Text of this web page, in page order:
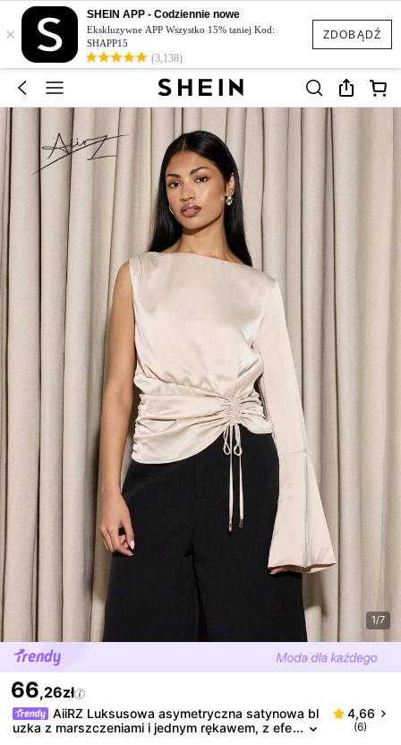
ZDOBĄDŹ
×
SHEIN APP - Codziennie nowe
Ekskluzywne APP Wszystko 15% taniej Kod:
SHAPP15
(3,138)
1/7
66,26zł
AiiRZ Luksusowa asymetryczna satynowa bl
uzka z marszczeniami i jednym rękawem, z efe
4,66
(6)